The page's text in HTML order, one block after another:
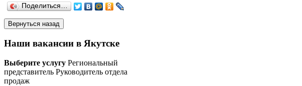
Поделиться…
Наши вакансии в Якутске
Выберите услугу Региональный
представитель Руководитель отдела
продаж